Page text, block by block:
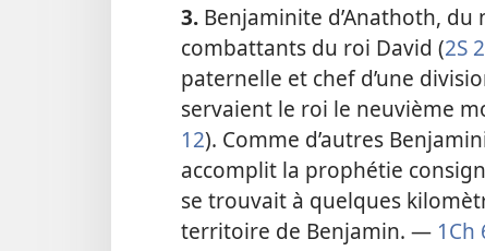
3. Benjaminite d’Anathoth,
combattants du roi David (2S
paternelle et chef d’une
servaient le roi le neuvième
12). Comme d’autres
accomplit la prophétie
se trouvait à quelques
territoire de Benjamin. — 1Ch